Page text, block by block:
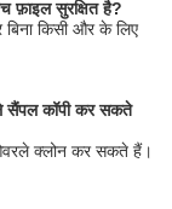
फ़ाइल सुरक्षित है?
किसी और के लिए
सैंपल कॉपी कर सकते
क्लोन कर सकते हैं।